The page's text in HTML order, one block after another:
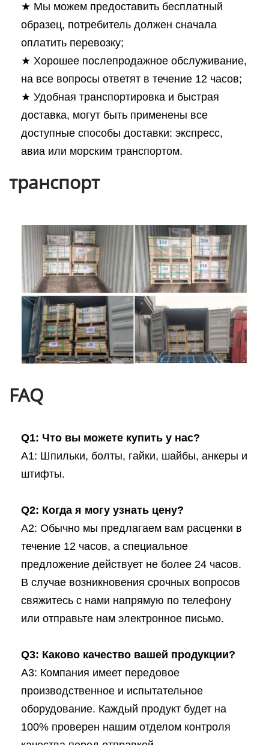
★ Мы можем предоставить бесплатный
образец, потребитель должен сначала
оплатить перевозку;
★ Хорошее послепродажное обслуживание,
на все вопросы ответят в течение 12 часов;
★ Удобная транспортировка и быстрая
доставка, могут быть применены все
доступные способы доставки: экспресс,
авиа или морским транспортом.
транспорт
FAQ
Q1: Что вы можете купить у нас?
A1: Шпильки, болты, гайки, шайбы, анкеры и
штифты.
Q2: Когда я могу узнать цену?
A2: Обычно мы предлагаем вам расценки в
течение 12 часов, а специальное
предложение действует не более 24 часов.
В случае возникновения срочных вопросов
свяжитесь с нами напрямую по телефону
или отправьте нам электронное письмо.
Q3: Каково качество вашей продукции?
A3: Компания имеет передовое
производственное и испытательное
оборудование. Каждый продукт будет на
100% проверен нашим отделом контроля